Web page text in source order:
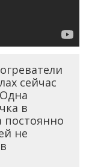
сейчас
в
постоянно
не